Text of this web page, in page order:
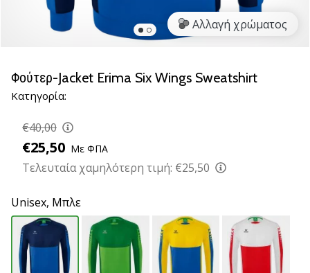
του
βόλεϊ
όπως
Ελάτε
μαζί
ως
της
μάρκας
μας.
Αλλαγή χρώματος
Φούτερ-Jacket Erima Six Wings Sweatshirt
Κατηγορία:
€40,00
€25,50 Με ΦΠΑ
Τελευταία χαμηλότερη τιμή: €25,50
Unisex, Μπλε